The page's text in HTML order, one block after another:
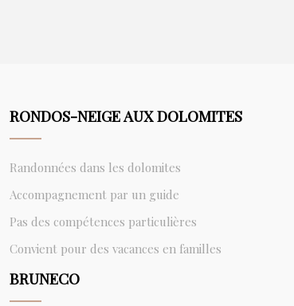
RONDOS-NEIGE AUX DOLOMITES
Randonnées dans les dolomites
Accompagnement par un guide
Pas des compétences particulières
Convient pour des vacances en familles
BRUNECO